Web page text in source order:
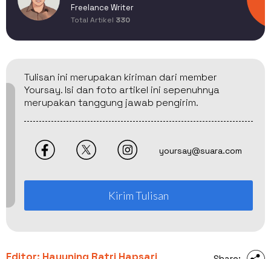
Freelance Writer
Total Artikel 330
Tulisan ini merupakan kiriman dari member
Yoursay. Isi dan foto artikel ini sepenuhnya
merupakan tanggung jawab pengirim.
yoursay@suara.com
Kirim Tulisan